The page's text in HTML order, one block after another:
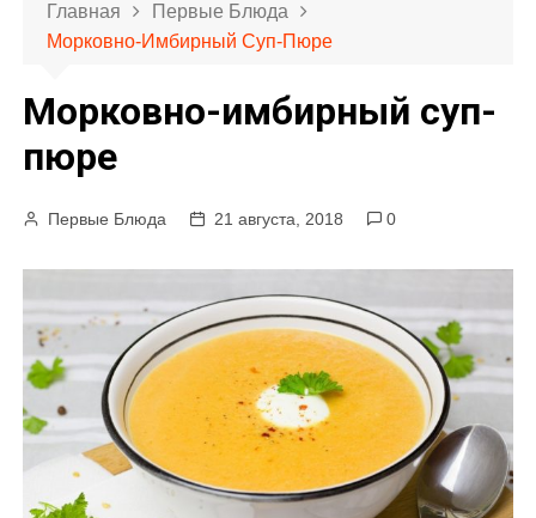
Главная
Первые Блюда
Морковно-Имбирный Суп-Пюре
Морковно-имбирный суп-
пюре
Первые Блюда 21 августа, 2018 0